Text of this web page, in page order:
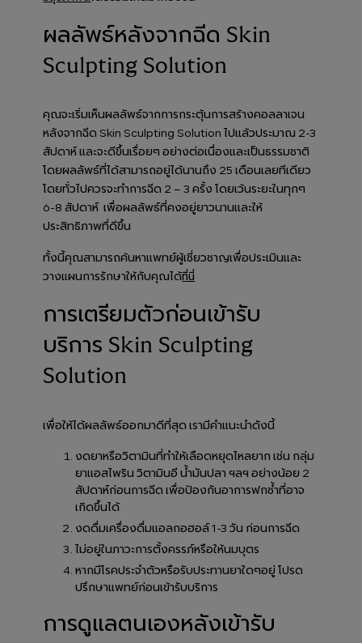
ผลลัพธ์หลังจากฉีด Skin
Sculpting Solution
คุณจะเริ่มเห็นผลลัพธ์จากการกระตุ้นการสร้างคอลลาเจน
หลังจากฉีด Skin Sculpting Solution ไปแล้วประมาณ 2-3
สัปดาห์ และจะดีขึ้นเรื่อยๆ อย่างต่อเนื่องและเป็นธรรมชาติ
โดยผลลัพธ์ที่ได้สามารถอยู่ได้นานถึง 25 เดือนเลยทีเดียว
โดยทั่วไปควรจะทำการฉีด 2 – 3 ครั้ง โดยเว้นระยะในทุกๆ
6-8 สัปดาห์ เพื่อผลลัพธ์ที่คงอยู่ยาวนานและให้
ประสิทธิภาพที่ดีขึ้น
ทั้งนี้คุณสามารถค้นหาแพทย์ผู้เชี่ยวชาญเพื่อประเมินและ
วางแผนการรักษาให้กับคุณได้ที่นี่
การเตรียมตัวก่อนเข้ารับ
บริการ Skin Sculpting
Solution
เพื่อให้ได้ผลลัพธ์ออกมาดีที่สุด เรามีคำแนะนำดังนี้
งดยาหรือวิตามินที่ทำให้เลือดหยุดไหลยาก เช่น กลุ่ม
ยาแอสไพริน วิตามินอี น้ำมันปลา ฯลฯ อย่างน้อย 2
สัปดาห์ก่อนการฉีด เพื่อป้องกันอาการฟกช้ำที่อาจ
เกิดขึ้นได้
งดดื่มเครื่องดื่มแอลกอฮอล์ 1-3 วัน ก่อนการฉีด
ไม่อยู่ในภาวะการตั้งครรภ์หรือให้นมบุตร
หากมีโรคประจำตัวหรือรับประทานยาใดๆอยู่ โปรด
ปรึกษาแพทย์ก่อนเข้ารับบริการ
การดูแลตนเองหลังเข้ารับ